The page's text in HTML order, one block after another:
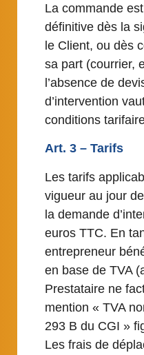
La commande
définitive dès la
le Client, ou dès
sa part (courrier,
l’absence de
d’intervention
conditions
Art. 3 – Tarifs
Les tarifs
vigueur au jour
la demande
euros TTC. En
entrepreneur
en base de TVA
Prestataire ne
mention « TVA
293 B du CGI »
Les frais de